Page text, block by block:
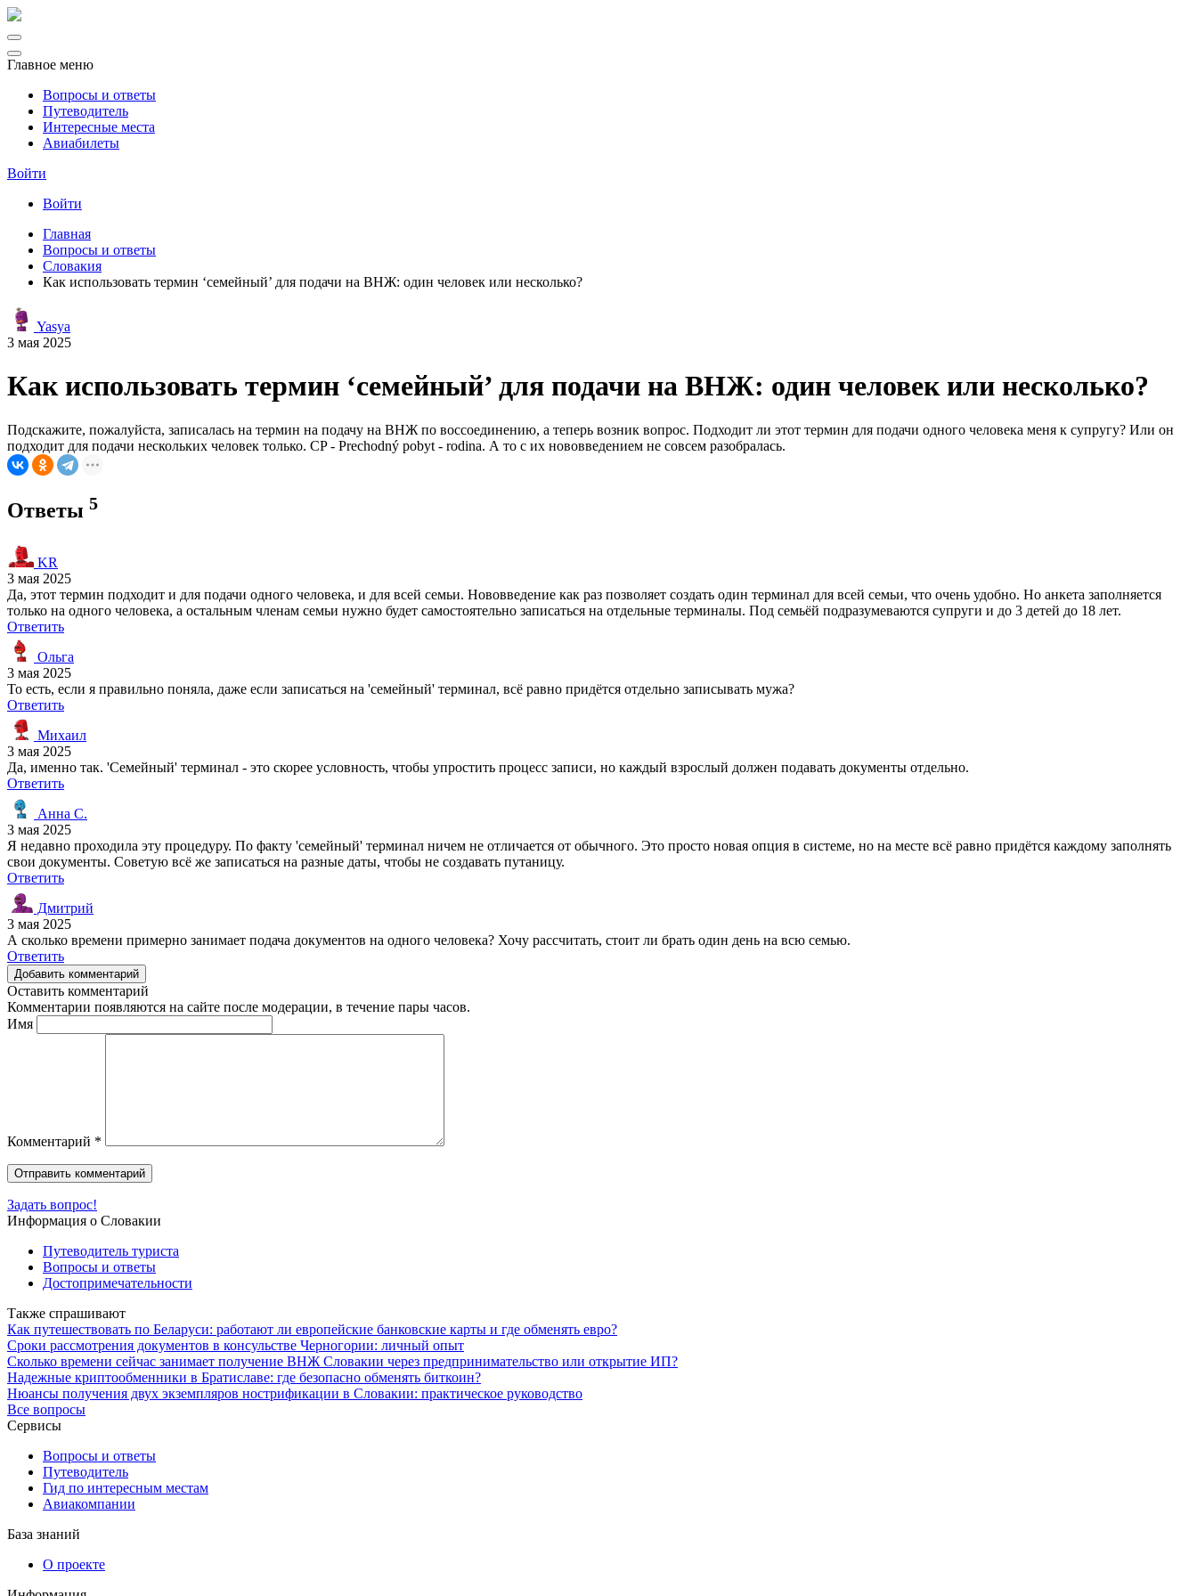
Главное меню
Вопросы и ответы
Путеводитель
Интересные места
Авиабилеты
Войти
Войти
Главная
Вопросы и ответы
Словакия
Как использовать термин ‘семейный’ для подачи на ВНЖ: один человек или несколько?
Yasya
3 мая 2025
Как использовать термин ‘семейный’ для подачи на ВНЖ: один человек или несколько?
Подскажите, пожалуйста, записалась на термин на подачу на ВНЖ по воссоединению, а теперь возник вопрос. Подходит ли этот термин для подачи одного человека меня к супругу? Или он
подходит для подачи нескольких человек только. CP - Prechodný pobyt - rodina. А то с их нововведением не совсем разобралась.
Ответы 5
KR
3 мая 2025
Да, этот термин подходит и для подачи одного человека, и для всей семьи. Нововведение как раз позволяет создать один терминал для всей семьи, что очень удобно. Но анкета заполняется
только на одного человека, а остальным членам семьи нужно будет самостоятельно записаться на отдельные терминалы. Под семьёй подразумеваются супруги и до 3 детей до 18 лет.
Ответить
Ольга
3 мая 2025
То есть, если я правильно поняла, даже если записаться на 'семейный' терминал, всё равно придётся отдельно записывать мужа?
Ответить
Михаил
3 мая 2025
Да, именно так. 'Семейный' терминал - это скорее условность, чтобы упростить процесс записи, но каждый взрослый должен подавать документы отдельно.
Ответить
Анна С.
3 мая 2025
Я недавно проходила эту процедуру. По факту 'семейный' терминал ничем не отличается от обычного. Это просто новая опция в системе, но на месте всё равно придётся каждому заполнять
свои документы. Советую всё же записаться на разные даты, чтобы не создавать путаницу.
Ответить
Дмитрий
3 мая 2025
А сколько времени примерно занимает подача документов на одного человека? Хочу рассчитать, стоит ли брать один день на всю семью.
Ответить
Добавить комментарий
Оставить комментарий
Комментарии появляются на сайте после модерации, в течение пары часов.
Имя
Комментарий *
Задать вопрос!
Информация о Словакии
Путеводитель туриста
Вопросы и ответы
Достопримечательности
Также спрашивают
Как путешествовать по Беларуси: работают ли европейские банковские карты и где обменять евро?
Сроки рассмотрения документов в консульстве Черногории: личный опыт
Сколько времени сейчас занимает получение ВНЖ Словакии через предпринимательство или открытие ИП?
Надежные криптообменники в Братиславе: где безопасно обменять биткоин?
Нюансы получения двух экземпляров нострификации в Словакии: практическое руководство
Все вопросы
Сервисы
Вопросы и ответы
Путеводитель
Гид по интересным местам
Авиакомпании
База знаний
О проекте